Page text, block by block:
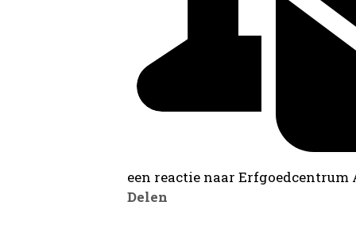
een reactie naar
Delen